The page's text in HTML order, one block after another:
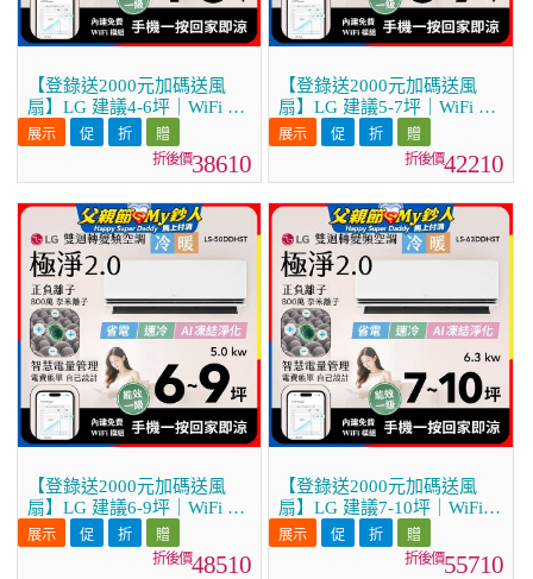
【登錄送2000元加碼送風
扇】LG 建議4-6坪｜WiFi 雙
迴轉變頻空調｜極淨2.0系列
｜AI 氣流 & 奈米離子 (LS-
38610
【登錄送2000元加碼送風
扇】LG 建議5-7坪｜WiFi 雙
迴轉變頻空調｜極淨2.0系列
｜AI 氣流 & 奈米離子 (LS-
42210
【登錄送2000元加碼送風
扇】LG 建議6-9坪｜WiFi 雙
迴轉變頻空調｜極淨2.0系列
｜AI 氣流 & 奈米離子 (LS-
48510
【登錄送2000元加碼送風
扇】LG 建議7-10坪｜WiFi
雙迴轉變頻空調｜極淨2.0系
列｜AI 氣流 & 奈米離子
55710